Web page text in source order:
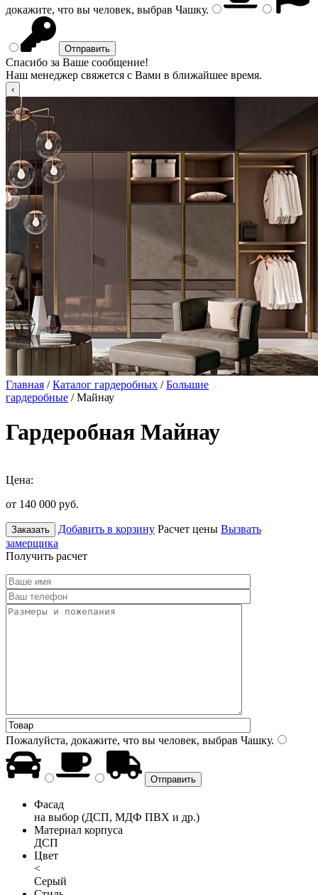
докажите, что вы человек, выбрав Чашку.
Спасибо за Ваше сообщение!
Наш менеджер свяжется с Вами в ближайшее время.
Главная /Каталог гардеробных /Большие
гардеробные / Майнау
Гардеробная Майнау
Цена:
от 140 000 руб.
Заказать Добавить в корзину Расчет цены Вызвать
замерщика
Получить расчет
Пожалуйста, докажите, что вы человек, выбрав Чашку.
Фасад
на выбор (ДСП, МДФ ПВХ и др.)
Материал корпуса
ДСП
Цвет
<
Серый